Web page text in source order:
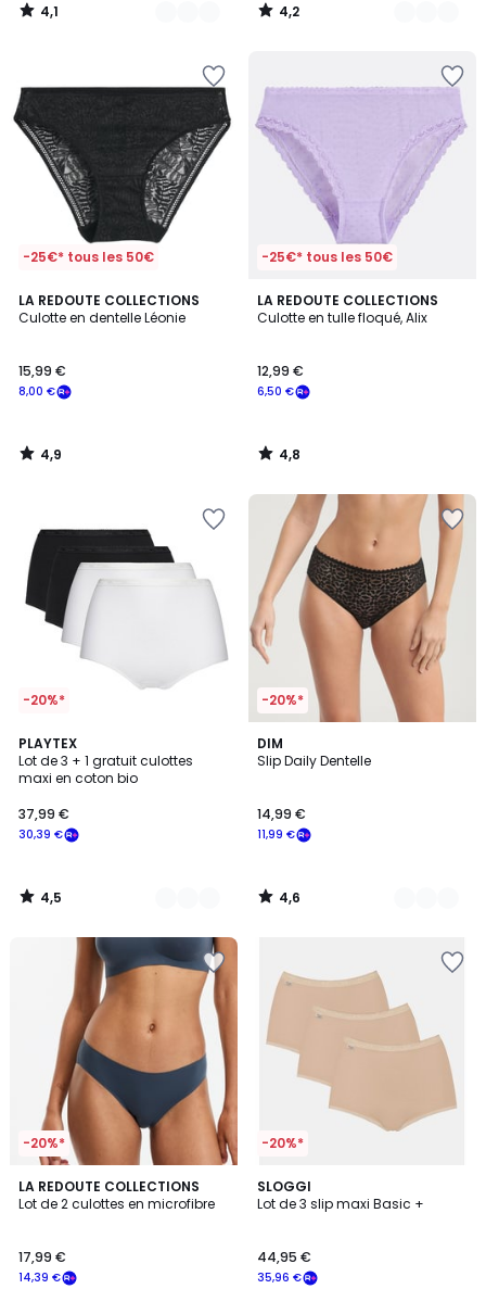
4,1
/
4,2
/
-25€* tous les 50€
LA REDOUTE COLLECTIONS
Culotte en dentelle Léonie
8,00 €
15,99 €
4,9
/ 5
4,9
/
-25€* tous les 50€
LA REDOUTE COLLECTIONS
Culotte en tulle floqué, Alix
6,50 €
12,99 €
4,8
/ 5
4,8
/
-20%*
PLAYTEX
Lot de 3 + 1 gratuit culottes
maxi en coton bio
30,39 €
37,99 €
4,5
/ 5
3
Couleurs
4,5
/
-20%*
DIM
Slip Daily Dentelle
11,99 €
14,99 €
4,6
/ 5
4
Couleurs
4,6
/
-20%*
LA REDOUTE COLLECTIONS
Lot de 2 culottes en microfibre
14,39 €
17,99 €
3
Couleurs
-20%*
SLOGGI
Lot de 3 slip maxi Basic +
35,96 €
44,95 €
4,5
/ 5
3
Couleurs